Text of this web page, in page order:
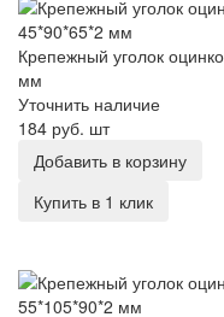
Крепежный уголок
мм
Уточнить наличие
184 руб. шт
Добавить в корзину
Купить в 1 клик